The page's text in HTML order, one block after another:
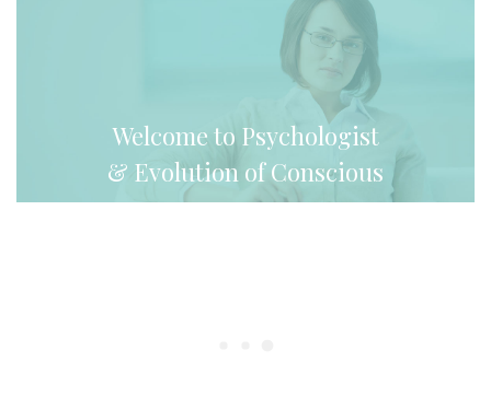
Welcome to Psychologist
& Evolution of Conscious